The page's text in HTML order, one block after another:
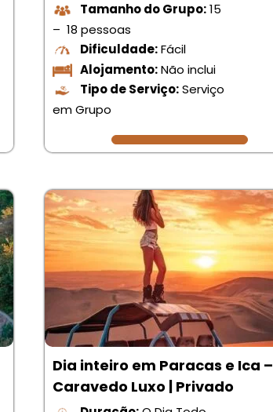
Tamanho do Grupo:15
– 18 pessoas
Dificuldade:Fácil
Alojamento:Não inclui
Tipo de Serviço:Serviço
em Grupo
Dia inteiro em Paracas e Ica –
Caravedo Luxo | Privado